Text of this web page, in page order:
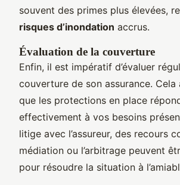
souvent des primes plus élevées,
risques d’inondation accrus.
Évaluation de la couverture
Enfin, il est impératif d’évaluer
couverture de son assurance. Cela
que les protections en place
effectivement à vos besoins
litige avec l’assureur, des recours
médiation ou l’arbitrage peuvent
pour résoudre la situation à